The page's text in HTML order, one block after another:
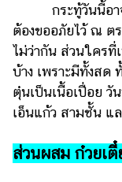
น้ำมัน
วา
ไร
ตี้
แม่
กระทู้วันนี้อาจมี
ต้องขออภัยไว้ ณ ต
ไม่ว่ากัน ส่วนใครที่
บ้าง เพราะมีทั้งสด
ตุ๋นเป็นเนื้อเปื่อย วั
เอ็นแก้ว สามชั้น แ
ส่วนผสม ก๋วยเตี๋